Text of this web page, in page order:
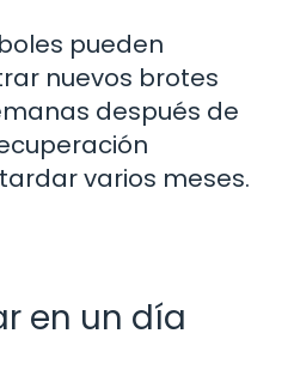
pueden
nuevos brotes
después de
varios meses.
en un día